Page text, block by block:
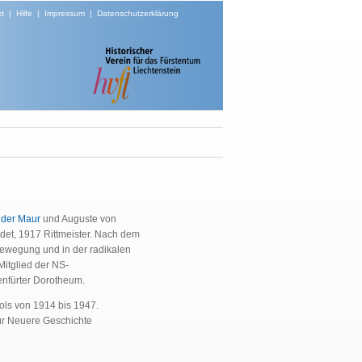
| Hilfe | Impressum| Datenschutzerklärung
Maur und Auguste von
1917 Rittmeister. Nach dem
und in der radikalen
der NS-
Dorotheum.
von 1914 bis 1947.
Neuere Geschichte